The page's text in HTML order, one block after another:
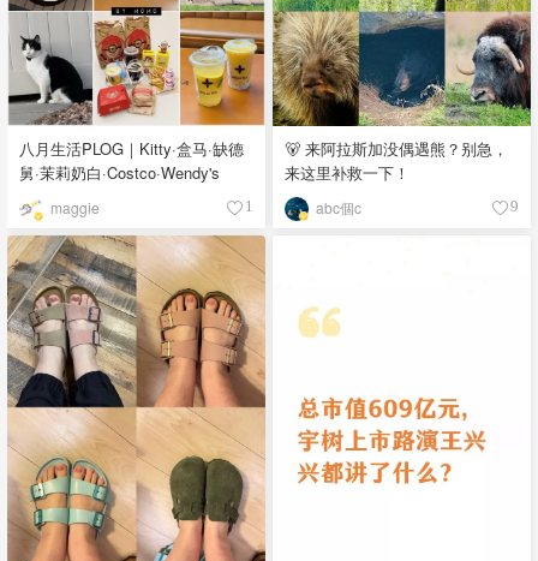
八月生活PLOG｜Kitty·盒马·缺德
舅·茉莉奶白·Costco·Wendy's
maggie 1
🐻 来阿拉斯加没偶遇熊？别急，
来这里补救一下！
abc個c 9